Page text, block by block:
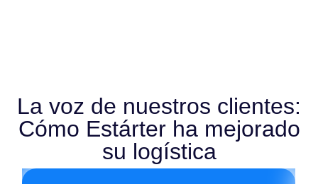
La voz de nuestros clientes:
Cómo Estárter ha mejorado
su logística